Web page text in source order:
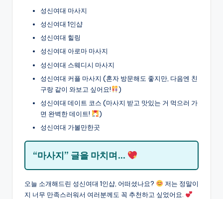
성신여대 마사지
성신여대 1인샵
성신여대 힐링
성신여대 아로마 마사지
성신여대 스웨디시 마사지
성신여대 커플 마사지 (혼자 방문해도 좋지만, 다음엔 친
구랑 같이 와보고 싶어요!
)
성신여대 데이트 코스 (마사지 받고 맛있는 거 먹으러 가
면 완벽한 데이트!
)
성신여대 가볼만한곳
“마사지” 글을 마치며…
오늘 소개해드린 성신여대 1인샵, 어떠셨나요?
저는 정말이
지 너무 만족스러워서 여러분께도 꼭 추천하고 싶었어요.